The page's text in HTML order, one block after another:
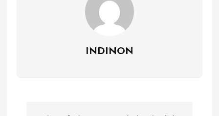
INDINON